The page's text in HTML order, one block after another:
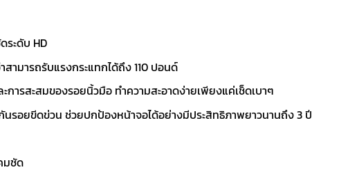
ะดับ HD
ามารถรับแรงกระแทกได้ถึง 110 ปอนด์
รสะสมของรอยนิ้วมือ ทำความสะอาดง่ายเพียงแค่เช็ดเบาๆ
รอยขีดข่วน ช่วยปกป้องหน้าจอได้อย่างมีประสิทธิภาพยาวนานถึง 3 ปี
มชัด